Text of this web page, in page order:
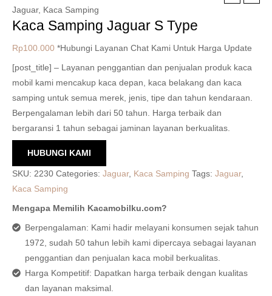
Jaguar, Kaca Samping
Kaca Samping Jaguar S Type
Rp100.000 *Hubungi Layanan Chat Kami Untuk Harga Update
[post_title] – Layanan penggantian dan penjualan produk kaca
mobil kami mencakup kaca depan, kaca belakang dan kaca
samping untuk semua merek, jenis, tipe dan tahun kendaraan.
Berpengalaman lebih dari 50 tahun. Harga terbaik dan
bergaransi 1 tahun sebagai jaminan layanan berkualitas.
HUBUNGI KAMI
SKU: 2230 Categories: Jaguar, Kaca Samping Tags: Jaguar,
Kaca Samping
Mengapa Memilih Kacamobilku.com?
Berpengalaman: Kami hadir melayani konsumen sejak tahun
1972, sudah 50 tahun lebih kami dipercaya sebagai layanan
penggantian dan penjualan kaca mobil berkualitas.
Harga Kompetitif: Dapatkan harga terbaik dengan kualitas
dan layanan maksimal.